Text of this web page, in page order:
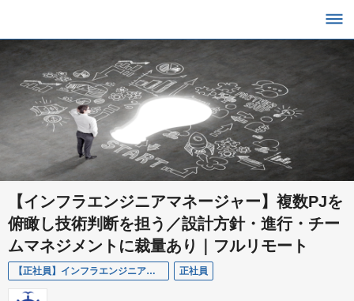
【インフラエンジニアマネージャー】複数PJを
俯瞰し技術判断を担う／設計方針・進行・チー
ムマネジメントに裁量あり｜フルリモート
【正社員】インフラエンジニア（マネージャー職） 正社員